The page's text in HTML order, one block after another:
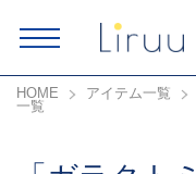
HOME アイテム一覧
一覧